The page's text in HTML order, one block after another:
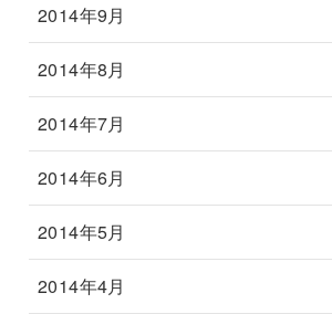
2014年9月
2014年8月
2014年7月
2014年6月
2014年5月
2014年4月